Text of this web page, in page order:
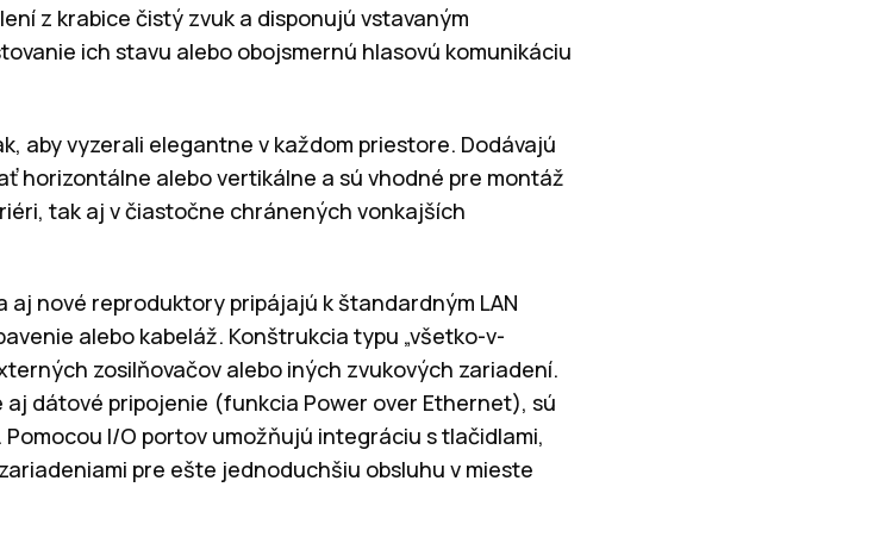
z krabice čistý zvuk a disponujú vstavaným
ich stavu alebo obojsmernú hlasovú komunikáciu
aby vyzerali elegantne v každom priestore. Dodávajú
horizontálne alebo vertikálne a sú vhodné pre montáž
tak aj v čiastočne chránených vonkajších
aj nové reproduktory pripájajú k štandardným LAN
alebo kabeláž. Konštrukcia typu „všetko-v-
zosilňovačov alebo iných zvukových zariadení.
dátové pripojenie (funkcia Power over Ethernet), sú
I/O portov umožňujú integráciu s tlačidlami,
pre ešte jednoduchšiu obsluhu v mieste